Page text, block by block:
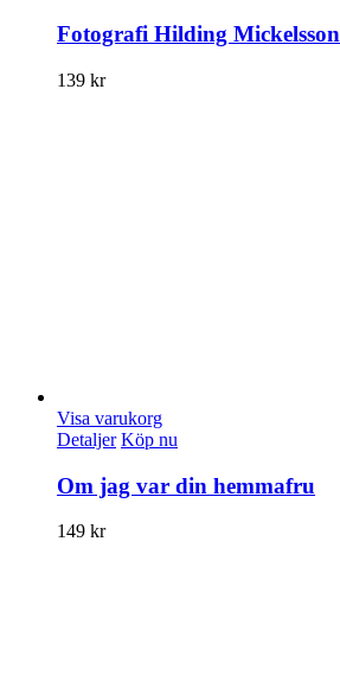
Fotografi Hilding Mickelsson
139 kr
Visa varukorg
Detaljer Köp nu
Om jag var din hemmafru
149 kr